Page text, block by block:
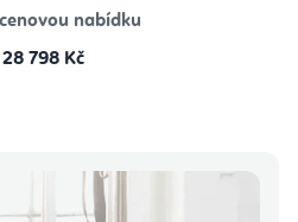
nabídku
28 798 Kč